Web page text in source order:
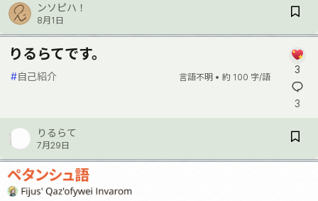
ンソピハ！
8月1日
りるらてです。
#自己紹介 言語不明 • 約 100 字/語
3
3
りるらて
7月29日